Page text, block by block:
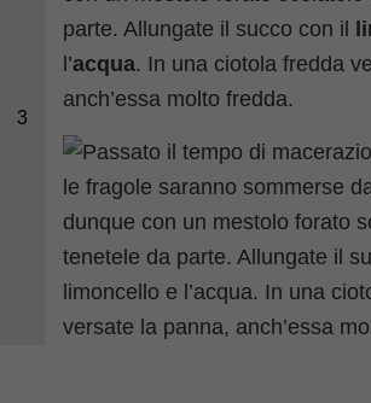
3
parte. Allungate il succo con il
l’acqua. In una ciotola fredda
anch’essa molto fredda.